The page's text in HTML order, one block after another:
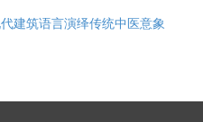
建筑语言演绎传统中医意象